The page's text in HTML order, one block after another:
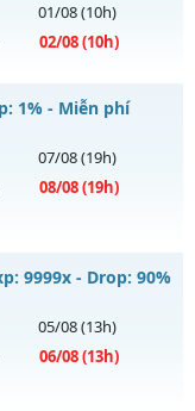
01/08(10h)
02/08(10h)
SS6.15
1% - Miễn phí
07/08(19h)
08/08(19h)
9999x - Drop: 90%
05/08(13h)
06/08(13h)